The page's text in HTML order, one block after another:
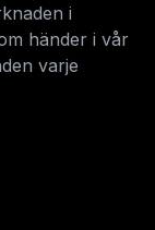
i
händer i vår
varje